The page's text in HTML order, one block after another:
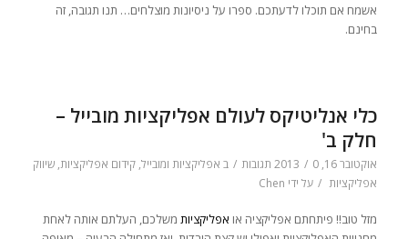
אשמח אם תוכלו לדעתכם. ספרו על ניסיונות מוצלחים… תנו תגובה, זה
בחינם.
כלי אנליטיקס לעולם אפליקציות מובייל –
חלק ב'
אוקטובר 16, 2013 / 0 תגובות / ב אפליקציות ומובייל, קידום אפליקציות, שיווק
אפליקציות / על ידי Chen
מזל טוב!! פיתחתם אפליקציה או אפליקציות משלכם, העלתם אותה לאחת